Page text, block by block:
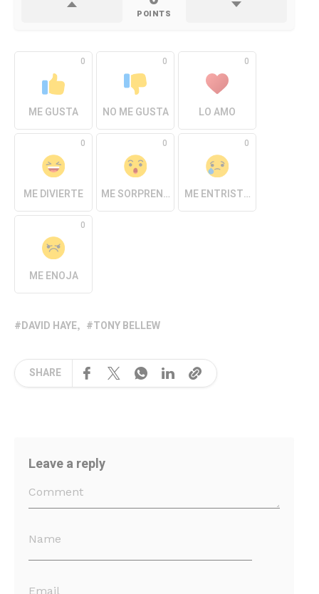
POINTS
0
ME GUSTA
0
NO ME GUSTA
0
LO AMO
0
ME DIVIERTE
0
ME SORPRENDE
0
ME ENTRISTECE
0
ME ENOJA
DAVID HAYE TONY BELLEW
SHARE
Leave a reply